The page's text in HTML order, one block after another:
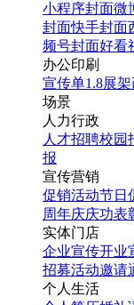
小程序封面微
封面快手封面
频号封面好看
办公印刷
宣传单1.8展架
场景
人力行政
人才招聘校园
报
宣传营销
促销活动节日
周年庆庆功表
实体门店
企业宣传开业
招募活动邀请
个人生活